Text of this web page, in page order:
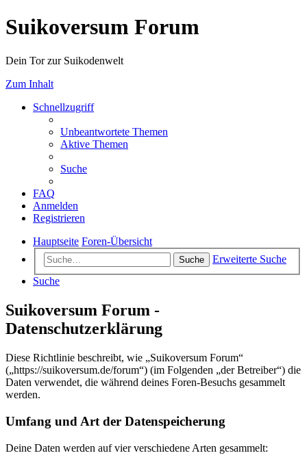
Suikoversum Forum
Dein Tor zur Suikodenwelt
Zum Inhalt
Schnellzugriff
Unbeantwortete Themen
Aktive Themen
Suche
FAQ
Anmelden
Registrieren
Hauptseite Foren-Übersicht
Suche
Erweiterte Suche
Suche
Suikoversum Forum -
Datenschutzerklärung
Diese Richtlinie beschreibt, wie „Suikoversum Forum“
(„https://suikoversum.de/forum“) (im Folgenden „der Betreiber“) die
Daten verwendet, die während deines Foren-Besuchs gesammelt
werden.
Umfang und Art der Datenspeicherung
Deine Daten werden auf vier verschiedene Arten gesammelt: